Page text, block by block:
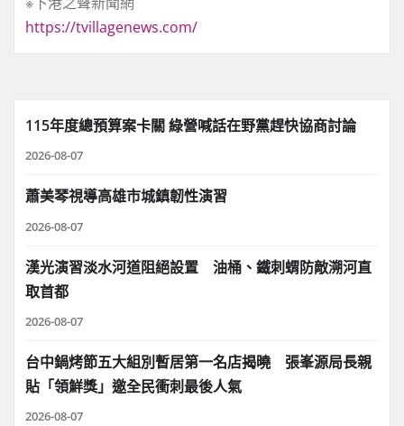
https://tvillagenews.com/
115年度總預算案卡關 綠營喊話在野黨趕快協商討論
2026-08-07
蕭美琴視導高雄市城鎮韌性演習
2026-08-07
漢光演習淡水河道阻絕設置 油桶、鐵刺蝟防敵溯河直
取首都
2026-08-07
台中鍋烤節五大組別暫居第一名店揭曉 張峯源局長親
貼「領鮮獎」邀全民衝刺最後人氣
2026-08-07